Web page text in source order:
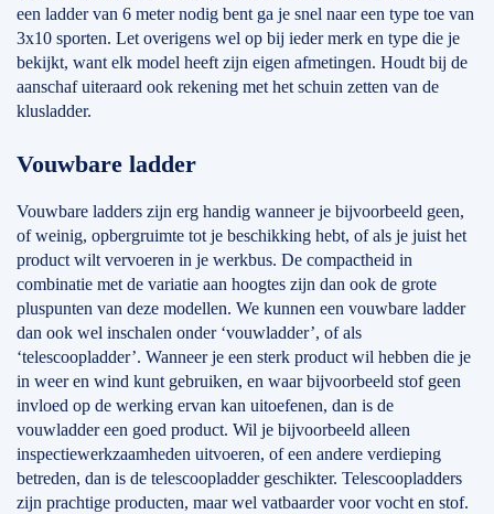
een ladder van 6 meter nodig bent ga je snel naar een type toe van
3x10 sporten. Let overigens wel op bij ieder merk en type die je
bekijkt, want elk model heeft zijn eigen afmetingen. Houdt bij de
aanschaf uiteraard ook rekening met het schuin zetten van de
klusladder.
Vouwbare ladder
Vouwbare ladders zijn erg handig wanneer je bijvoorbeeld geen,
of weinig, opbergruimte tot je beschikking hebt, of als je juist het
product wilt vervoeren in je werkbus. De compactheid in
combinatie met de variatie aan hoogtes zijn dan ook de grote
pluspunten van deze modellen. We kunnen een vouwbare ladder
dan ook wel inschalen onder ‘vouwladder’, of als
‘telescoopladder’. Wanneer je een sterk product wil hebben die je
in weer en wind kunt gebruiken, en waar bijvoorbeeld stof geen
invloed op de werking ervan kan uitoefenen, dan is de
vouwladder een goed product. Wil je bijvoorbeeld alleen
inspectiewerkzaamheden uitvoeren, of een andere verdieping
betreden, dan is de telescoopladder geschikter. Telescoopladders
zijn prachtige producten, maar wel vatbaarder voor vocht en stof.